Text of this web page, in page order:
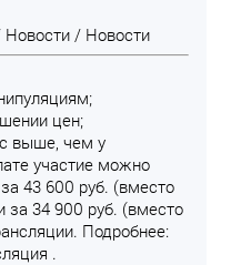
Новости / Новости
цен;
выше, чем у
участие можно
43 600 руб. (вместо
34 900 руб. (вместо
Подробнее:
.